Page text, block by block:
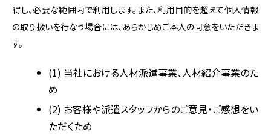
得し、必要な範囲内で利用します。また、利用目的を超えて個人情報
の取り扱いを行なう場合には、あらかじめご本人の同意をいただきま
す。
(1) 当社における人材派遣事業、人材紹介事業のた
め
(2) お客様や派遣スタッフからのご意見・ご感想をい
ただくため